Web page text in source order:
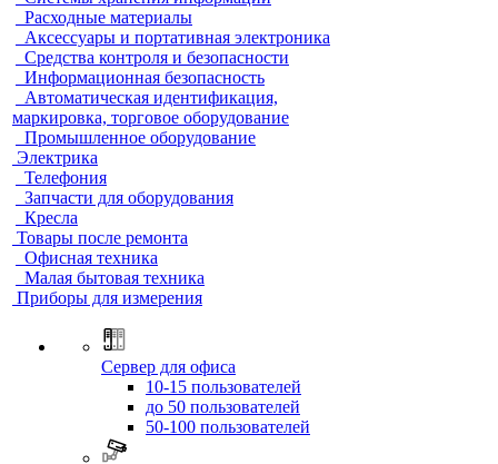
Расходные материалы
Аксессуары и портативная электроника
Средства контроля и безопасности
Информационная безопасность
Автоматическая идентификация,
маркировка, торговое оборудование
Промышленное оборудование
Электрика
Телефония
Запчасти для оборудования
Кресла
Товары после ремонта
Офисная техника
Малая бытовая техника
Приборы для измерения
Сервер для офиса
10-15 пользователей
до 50 пользователей
50-100 пользователей